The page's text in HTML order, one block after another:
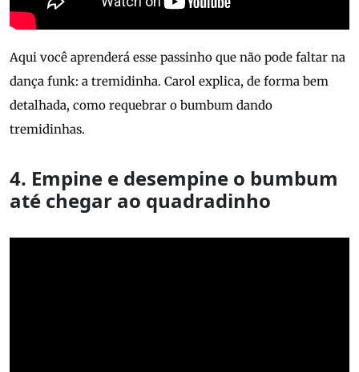
Aqui você aprenderá esse passinho que não pode faltar na
dança funk: a tremidinha. Carol explica, de forma bem
detalhada, como requebrar o bumbum dando
tremidinhas.
4. Empine e desempine o bumbum
até chegar ao quadradinho